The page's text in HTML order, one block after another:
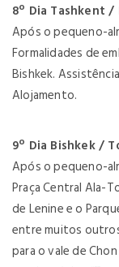
8º Dia Tashkent /
Após o pequeno-
Formalidades de
Bishkek.
Alojamento.
9º Dia Bishkek /
Após o pequeno-
Praça Central Ala-
de Lenine e o
entre muitos
para o vale de